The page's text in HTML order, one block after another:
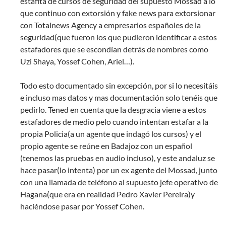
que continuo con extorsión y fake news para extorsionar
con Totalnews Agency a empresarios españoles de la
seguridad(que fueron los que pudieron identificar a estos
estafadores que se escondían detrás de nombres como
Uzi Shaya, Yossef Cohen, Ariel…).
Todo esto documentado sin excepción, por si lo necesitáis
e incluso mas datos y mas documentación solo tenéis que
pedirlo. Tened en cuenta que la desgracia viene a estos
estafadores de medio pelo cuando intentan estafar a la
propia Policia(a un agente que indagó los cursos) y el
propio agente se reúne en Badajoz con un español
(tenemos las pruebas en audio incluso), y este andaluz se
hace pasar(lo intenta) por un ex agente del Mossad, junto
con una llamada de teléfono al supuesto jefe operativo de
Hagana(que era en realidad Pedro Xavier Pereira)y
haciéndose pasar por Yossef Cohen.